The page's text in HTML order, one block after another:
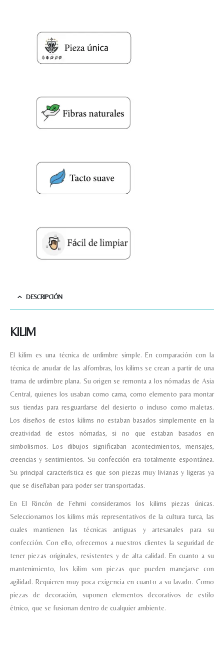
DESCRIPCIÓN
KILIM
El kilim es una técnica de urdimbre simple. En comparación con la
técnica de anudar de las alfombras, los kilims se crean a partir de una
trama de urdimbre plana. Su origen se remonta a los nómadas de Asia
Central, quienes los usaban como cama, como elemento para montar
sus tiendas para resguardarse del desierto o incluso como maletas.
Los diseños de estos kilims no estaban basados simplemente en la
creatividad de estos nómadas, si no que estaban basados en
simbolismos. Los dibujos significaban acontecimientos, mensajes,
creencias y sentimientos. Su confección era totalmente espontánea.
Su principal característica es que son piezas muy livianas y ligeras ya
que se diseñaban para poder ser transportadas.
En El Rincón de Fehmi consideramos los kilims piezas únicas.
Seleccionamos los kilims más representativos de la cultura turca, las
cuales mantienen las técnicas antiguas y artesanales para su
confección. Con ello, ofrecemos a nuestros clientes la seguridad de
tener piezas originales, resistentes y de alta calidad. En cuanto a su
mantenimiento, los kilim son piezas que pueden manejarse con
agilidad. Requieren muy poca exigencia en cuanto a su lavado. Como
piezas de decoración, suponen elementos decorativos de estilo
étnico, que se fusionan dentro de cualquier ambiente.